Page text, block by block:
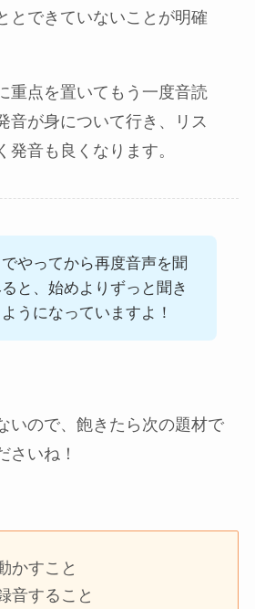
とできていないことが明確
重点を置いてもう一度音読
音が身について行き、リス
発音も良くなります。
やってから再度音声を聞
と、始めよりずっと聞き
うになっていますよ！
いので、飽きたら次の題材で
さいね！
かすこと
音すること